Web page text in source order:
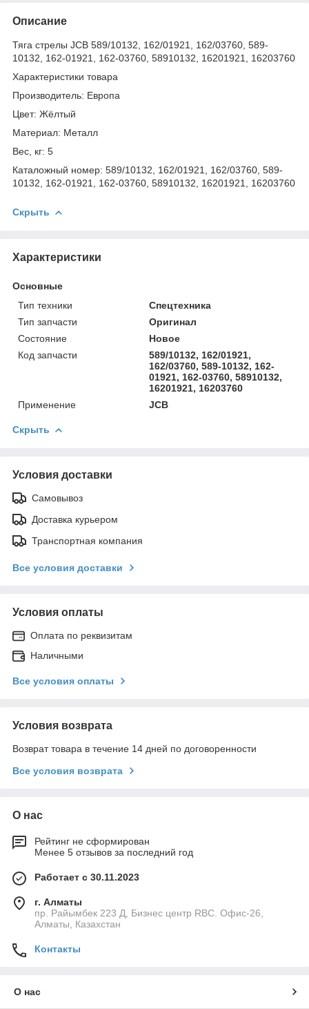
Описание
Тяга стрелы JCB 589/10132, 162/01921, 162/03760, 589-
10132, 162-01921, 162-03760, 58910132, 16201921, 16203760
Характеристики товара
Производитель: Европа
Цвет: Жёлтый
Материал: Металл
Вес, кг: 5
Каталожный номер: 589/10132, 162/01921, 162/03760, 589-
10132, 162-01921, 162-03760, 58910132, 16201921, 16203760
Скрыть
Характеристики
Основные
Тип техники
Спецтехника
Тип запчасти
Оригинал
Состояние
Новое
Код запчасти
589/10132, 162/01921,
162/03760, 589-10132, 162-
01921, 162-03760, 58910132,
16201921, 16203760
Применение
JCB
Скрыть
Условия доставки
Самовывоз
Доставка курьером
Транспортная компания
Все условия доставки
Условия оплаты
Оплата по реквизитам
Наличными
Все условия оплаты
Условия возврата
Возврат товара в течение 14 дней по договоренности
Все условия возврата
О нас
Рейтинг не сформирован
Менее 5 отзывов за последний год
Работает с 30.11.2023
г. Алматы
пр. Райымбек 223 Д, Бизнес центр RBC. Офис-26,
Алматы, Казахстан
Контакты
О нас